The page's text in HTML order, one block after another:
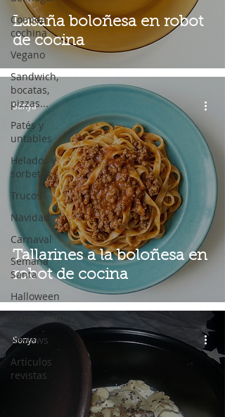
Comida
cochina
Vegano
Sandwich,
bocatas,
pizzas...
Patés y
untables
Helados y
sorbetes
Trucos
Navidad
Carnaval
Semana
Santa
Halloween
Gastrocultura
Reviews
Artículos
revistas
Lasaña boloñesa en robot
de cocina
Tallarines a la boloñesa en
robot de cocina
Sonya
Sonya